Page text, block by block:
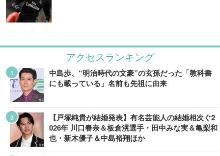
アクセスランキング
中島歩、“明治時代の文豪”の玄孫だった「教科書
にも載っている」名前も先祖に由来
【戸塚純貴が結婚発表】有名芸能人の結婚相次ぐ2
026年 川口春奈＆板倉滉選手・田中みな実＆亀梨和
也・新木優子＆中島裕翔ほか